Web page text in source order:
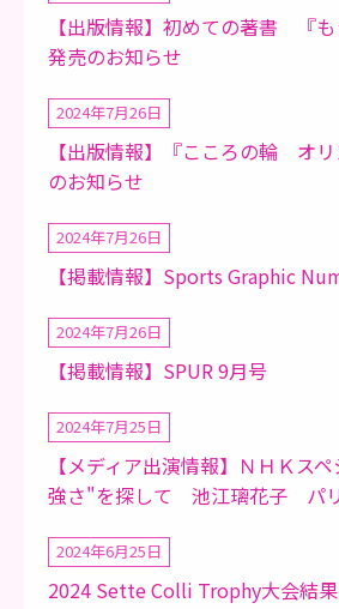
【出版情報】初めての著書 『も
発売のお知らせ
2024年7月26日
【出版情報】『こころの輪 オ
のお知らせ
2024年7月26日
【掲載情報】Sports Graphic
2024年7月26日
【掲載情報】SPUR 9月号
2024年7月25日
【メディア出演情報】ＮＨＫス
強さ"を探して 池江璃花子 パリ
2024年6月25日
2024 Sette Colli Trophy大会結